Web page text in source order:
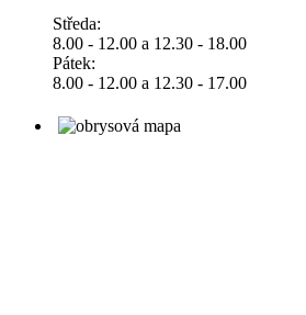
Středa:
8.00 - 12.00 a 12.30 - 18.00
Pátek:
8.00 - 12.00 a 12.30 - 17.00